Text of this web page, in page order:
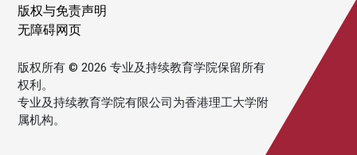
版权与免责声明
无障碍网页
版权所有 © 2026 专业及持续教育学院保留所有
权利。
专业及持续教育学院有限公司为香港理工大学附
属机构。